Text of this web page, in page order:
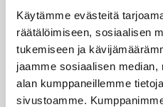
Käytämme evästeitä
räätälöimiseen, sosiaalisen
tukemiseen ja
jaamme sosiaalisen
alan kumppaneillemme
sivustoamme.
Koulutuksen sisältö